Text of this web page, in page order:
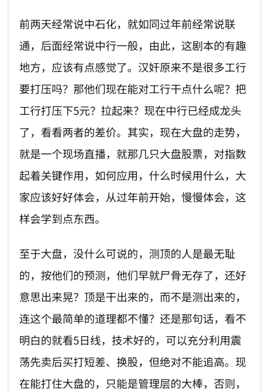
前两天经常说中石化，就如同过年前经常说联
通，后面经常说中行一般，由此，这剧本的有趣
地方，应该有点感觉了。汉奸原来不是很多工行
要打压吗？那他们现在能对工行干点什么呢？把
工行打压下5元？拉起来？现在中行已经成龙头
了，看看两者的差价。其实，现在大盘的走势，
就是一个现场直播，就那几只大盘股票，对指数
起着关键作用，如何应用，什么时候用什么，大
家应该好好体会，从过年前开始，慢慢体会，这
样会学到点东西。
至于大盘，没什么可说的，测顶的人是最无耻
的，按他们的预测，他们早就尸骨无存了，还好
意思出来晃？顶是干出来的，而不是测出来的，
连这个最简单的道理都不懂？还是那句话，看不
明白的就看5日线，技术好的，可以充分利用震
荡先卖后买打短差、换股，但绝对不能追高。现
在能打住大盘的，只能是管理层的大棒，否则，